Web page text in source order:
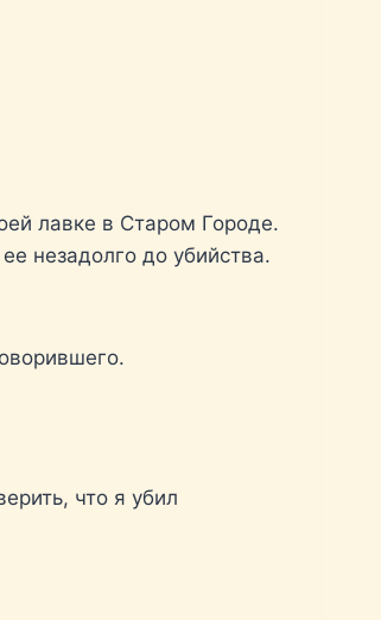
лавке в Старом Городе.
незадолго до убийства.
что я убил